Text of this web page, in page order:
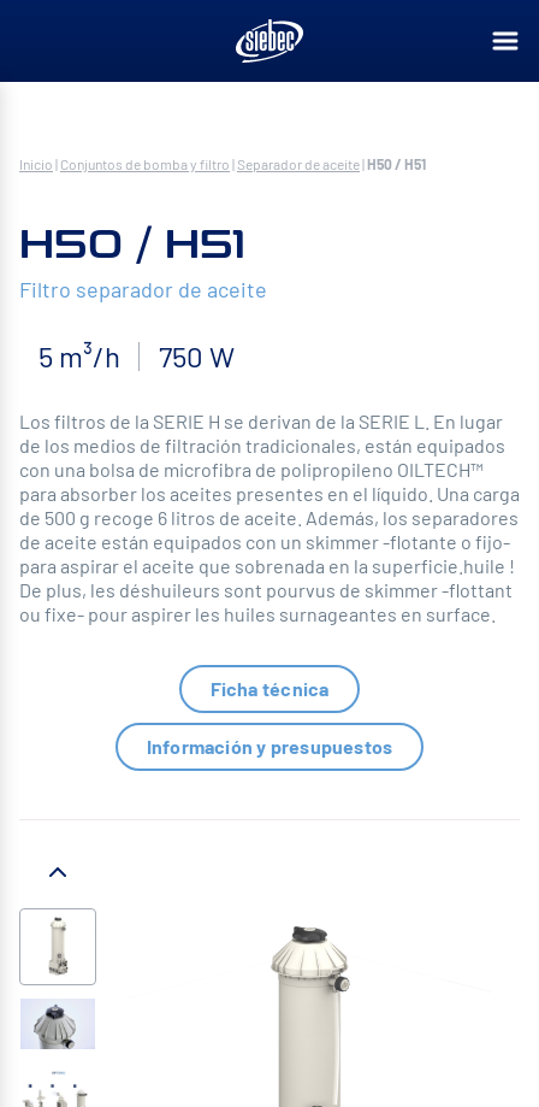
Inicio | Conjuntos de bomba y filtro | Separador de aceite|H50 / H51
H50 / H51
Filtro separador de aceite
5 m³/h 750 W
Los filtros de la SERIE H se derivan de la SERIE L. En lugar
de los medios de filtración tradicionales, están equipados
con una bolsa de microfibra de polipropileno OILTECH™
para absorber los aceites presentes en el líquido. Una carga
de 500 g recoge 6 litros de aceite. Además, los separadores
de aceite están equipados con un skimmer -flotante o fijo-
para aspirar el aceite que sobrenada en la superficie.huile !
De plus, les déshuileurs sont pourvus de skimmer -flottant
ou fixe- pour aspirer les huiles surnageantes en surface.
Ficha técnica
Información y presupuestos